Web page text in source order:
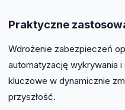
Praktyczne
Wdrożenie zabezpieczeń
automatyzację wykrywania
kluczowe w dynamicznie
przyszłość.